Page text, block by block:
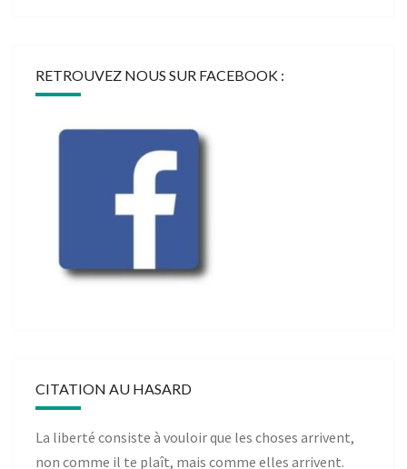
RETROUVEZ NOUS SUR FACEBOOK :
CITATION AU HASARD
La liberté consiste à vouloir que les choses arrivent,
non comme il te plaît, mais comme elles arrivent.